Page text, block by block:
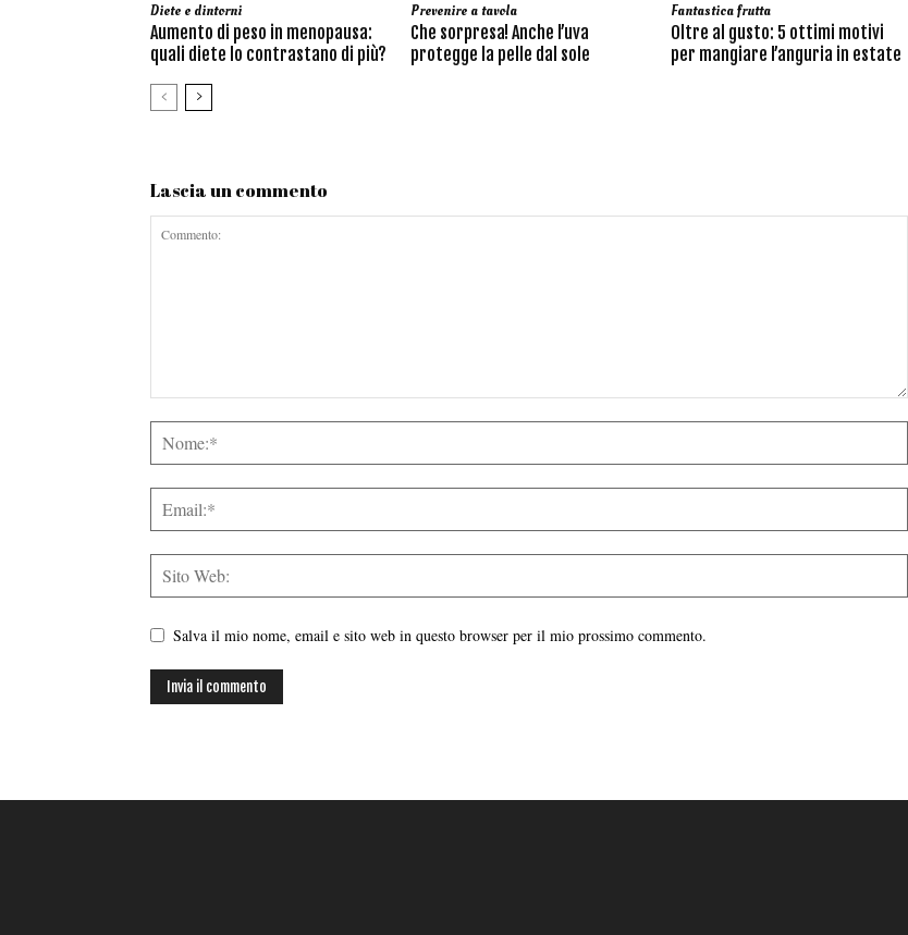
Diete e dintorni
Aumento di peso in menopausa:
quali diete lo contrastano di più?
Prevenire a tavola
Che sorpresa! Anche l’uva
protegge la pelle dal sole
Fantastica frutta
Oltre al gusto: 5 ottimi motivi
per mangiare l’anguria in estate
Lascia un commento
Salva il mio nome, email e sito web in questo browser per il mio prossimo commento.